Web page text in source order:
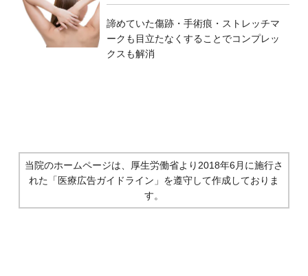
諦めていた傷跡・手術痕・ストレッチマ
ークも目立たなくすることでコンプレッ
クスも解消
当院のホームページは、厚生労働省より2018年6月に施行さ
れた 「医療広告ガイドライン」を遵守して作成しておりま
す。